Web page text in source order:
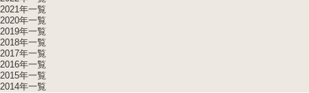
2021年一覧
2020年一覧
2019年一覧
2018年一覧
2017年一覧
2016年一覧
2015年一覧
2014年一覧